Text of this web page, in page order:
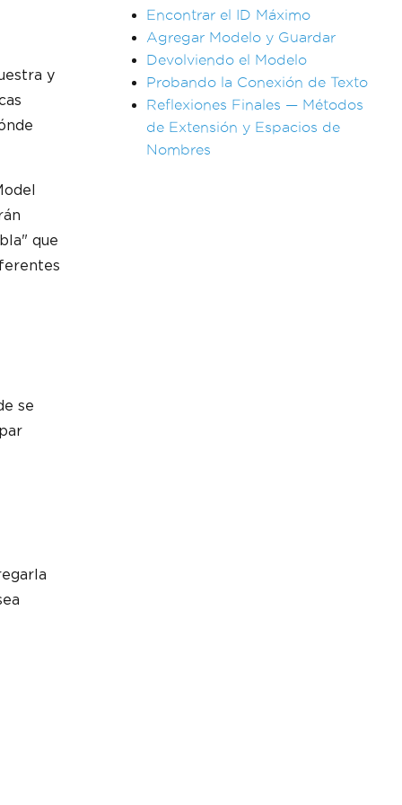
y
que
se
Encontrar el ID Máximo
Agregar Modelo y Guardar
Devolviendo el Modelo
Probando la Conexión de Texto
Reflexiones Finales — Métodos
de Extensión y Espacios de
Nombres